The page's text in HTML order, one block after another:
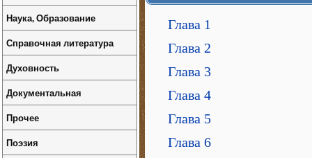
Глава 1
Глава 2
Глава 3
Глава 4
Глава 5
Глава 6
Наука, Образование
Справочная литература
Духовность
Документальная
Прочее
Поэзия